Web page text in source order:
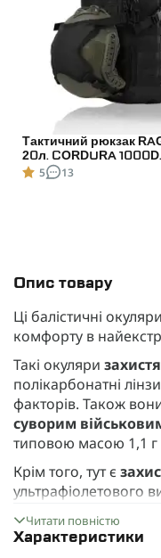
Опис товару
Ці балістичні
комфорту в
Такі окуляри
полікарбонатні
факторів. Також
суворим
типовою масою 1,1 г
Крім того, тут є
ультрафіолетового
Технічні
Є система
Читати повністю
Характеристики
Тактичний рюкзак
20л. CORDURA
5 13